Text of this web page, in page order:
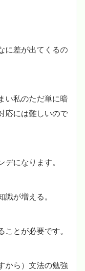
に差が出てくるの
い私のただ単に暗
応には難しいので
になります。
が増える。
とが必要です。
から）文法の勉強